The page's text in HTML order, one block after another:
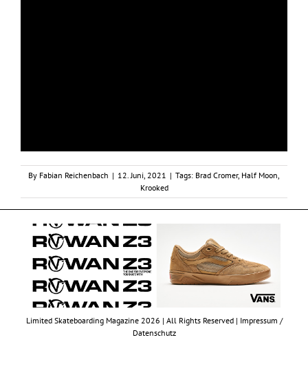
By Fabian Reichenbach | 12. Juni, 2021 | Tags: Brad Cromer, Half Moon
Krooked
Limited Skateboarding Magazine 2026 | All Rights Reserved | Impressum /
Datenschutz